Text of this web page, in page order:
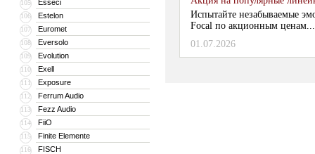
105 Esseci
106 Estelon
107 Euromet
108 Eversolo
109 Evolution
110 Exell
111 Exposure
112 Ferrum Audio
113 Fezz Audio
114 FiiO
115 Finite Elemente
116 FISCH
Испытайте незабываемые
Focal по акционным
01.07.2026